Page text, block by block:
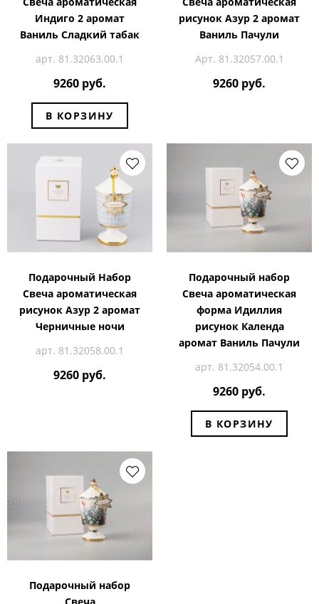
Индиго 2 аромат
Ваниль Сладкий табак
арт. 81.32063.00.1
9260 руб.
В КОРЗИНУ
рисунок Азур 2 аромат
Ваниль Пачули
Арт. 81.32057.00.1
9260 руб.
Подарочный Набор
Свеча ароматическая
рисунок Азур 2 аромат
Черничные ночи
арт. 81.32058.00.1
9260 руб.
Подарочный набор
Свеча ароматическая
форма Идиллия
рисунок Календа
аромат Ваниль Пачули
арт. 81.32054.00.1
9260 руб.
В КОРЗИНУ
Подарочный набор